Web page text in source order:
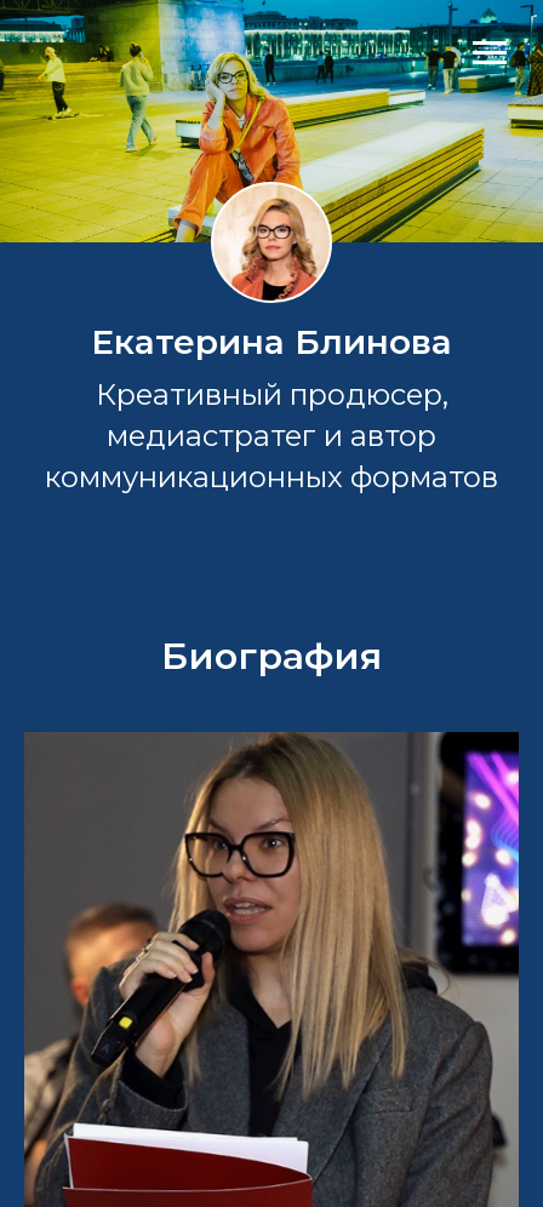
Екатерина Блинова
Креативный продюсер,
медиастратег и автор
коммуникационных форматов
Биография